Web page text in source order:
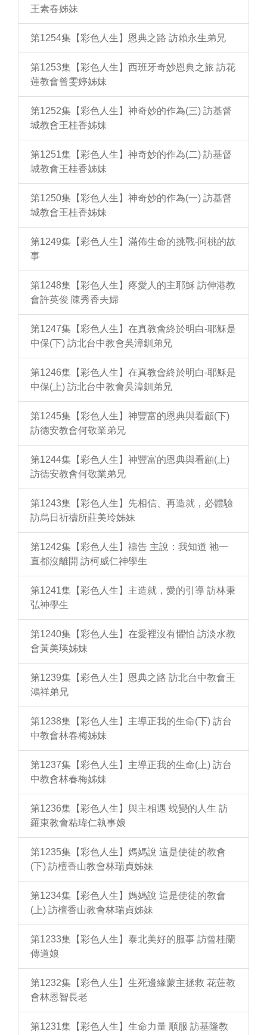
王素春姊妹
第1254集【彩色人生】恩典之路 訪賴永生弟兄
第1253集【彩色人生】西班牙奇妙恩典之旅 訪花
蓮教會曾雯婷姊妹
第1252集【彩色人生】神奇妙的作為(三) 訪基督
城教會王桂香姊妹
第1251集【彩色人生】神奇妙的作為(二) 訪基督
城教會王桂香姊妹
第1250集【彩色人生】神奇妙的作為(一) 訪基督
城教會王桂香姊妹
第1249集【彩色人生】滿佈生命的挑戰-阿桃的故
事
第1248集【彩色人生】疼愛人的主耶穌 訪伸港教
會許英俊 陳秀香夫婦
第1247集【彩色人生】在真教會終於明白-耶穌是
中保(下) 訪北台中教會吳漳釧弟兄
第1246集【彩色人生】在真教會終於明白-耶穌是
中保(上) 訪北台中教會吳漳釧弟兄
第1245集【彩色人生】神豐富的恩典與看顧(下)
訪德安教會何敬業弟兄
第1244集【彩色人生】神豐富的恩典與看顧(上)
訪德安教會何敬業弟兄
第1243集【彩色人生】先相信、再造就，必體驗
訪烏日祈禱所莊美玲姊妹
第1242集【彩色人生】禱告 主說：我知道 祂一
直都沒離開 訪柯威仁神學生
第1241集【彩色人生】主造就，愛的引導 訪林秉
弘神學生
第1240集【彩色人生】在愛裡沒有懼怕 訪淡水教
會黃美瑛姊妹
第1239集【彩色人生】恩典之路 訪北台中教會王
鴻祥弟兄
第1238集【彩色人生】主導正我的生命(下) 訪台
中教會林春梅姊妹
第1237集【彩色人生】主導正我的生命(上) 訪台
中教會林春梅姊妹
第1236集【彩色人生】與主相遇 蛻變的人生 訪
羅東教會粘瑋仁執事娘
第1235集【彩色人生】媽媽說 這是使徒的教會
(下) 訪檀香山教會林瑞貞姊妹
第1234集【彩色人生】媽媽說 這是使徒的教會
(上) 訪檀香山教會林瑞貞姊妹
第1233集【彩色人生】泰北美好的服事 訪曾桂蘭
傳道娘
第1232集【彩色人生】生死邊緣蒙主拯救 花蓮教
會林恩智長老
第1231集【彩色人生】生命力量 順服 訪基隆教